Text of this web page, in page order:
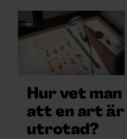
Hur vet man
att en art är
utrotad?